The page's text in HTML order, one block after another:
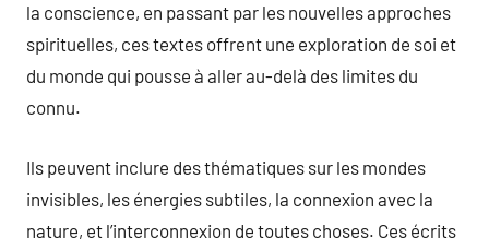
la conscience, en passant par les nouvelles approches
spirituelles, ces textes offrent une exploration de soi et
du monde qui pousse à aller au-delà des limites du
connu.
Ils peuvent inclure des thématiques sur les mondes
invisibles, les énergies subtiles, la connexion avec la
nature, et l’interconnexion de toutes choses. Ces écrits